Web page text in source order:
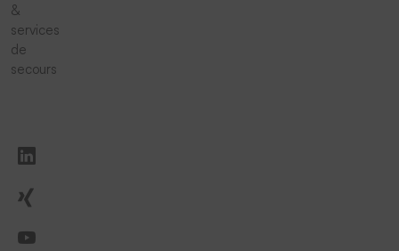
&
services
de
secours